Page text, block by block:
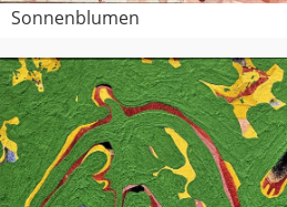
Sonnenblumen